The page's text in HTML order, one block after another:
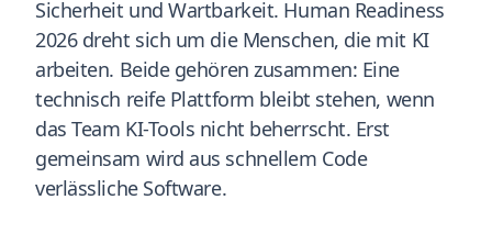
Sicherheit und Wartbarkeit. Human Readiness
2026 dreht sich um die Menschen, die mit KI
arbeiten. Beide gehören zusammen: Eine
technisch reife Plattform bleibt stehen, wenn
das Team KI-Tools nicht beherrscht. Erst
gemeinsam wird aus schnellem Code
verlässliche Software.